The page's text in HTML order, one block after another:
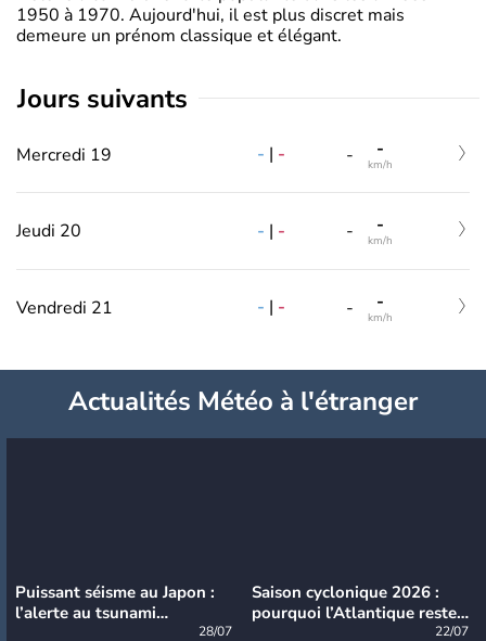
1950 à 1970. Aujourd'hui, il est plus discret mais
demeure un prénom classique et élégant.
jours suivants
Mercredi 19 - | - - -
km/h
Jeudi 20 - | - - -
km/h
Vendredi 21 - | - - -
km/h
Actualités Météo à l'étranger
Puissant séisme au Japon :
l’alerte au tsunami
28/07
Saison cyclonique 2026 :
pourquoi l’Atlantique reste
22/07